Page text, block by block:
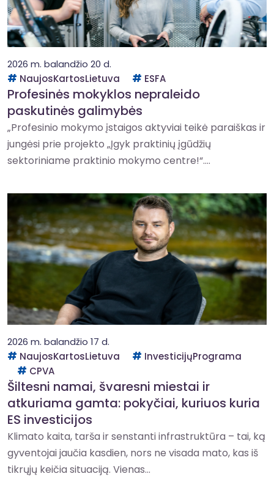
2026 m. balandžio 20 d.
NaujosKartosLietuva
ESFA
Profesinės mokyklos nepraleido
paskutinės galimybės
„Profesinio mokymo įstaigos aktyviai teikė paraiškas ir
jungėsi prie projekto „Įgyk praktinių įgūdžių
sektoriniame praktinio mokymo centre!“....
2026 m. balandžio 17 d.
NaujosKartosLietuva
InvesticijųPrograma
CPVA
Šiltesni namai, švaresni miestai ir
atkuriama gamta: pokyčiai, kuriuos kuria
ES investicijos
Klimato kaita, tarša ir senstanti infrastruktūra – tai, ką
gyventojai jaučia kasdien, nors ne visada mato, kas iš
tikrųjų keičia situaciją. Vienas...